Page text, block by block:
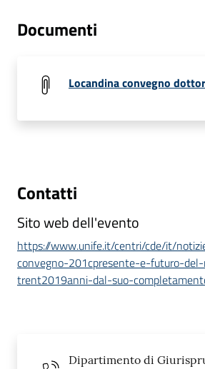
Documenti
Locandina convegno
Contatti
Sito web dell'evento
https://www.unife.it/centri/cde/it/
convegno-201cpresente-e-futuro-
trent2019anni-dal-suo-
Dipartimento di